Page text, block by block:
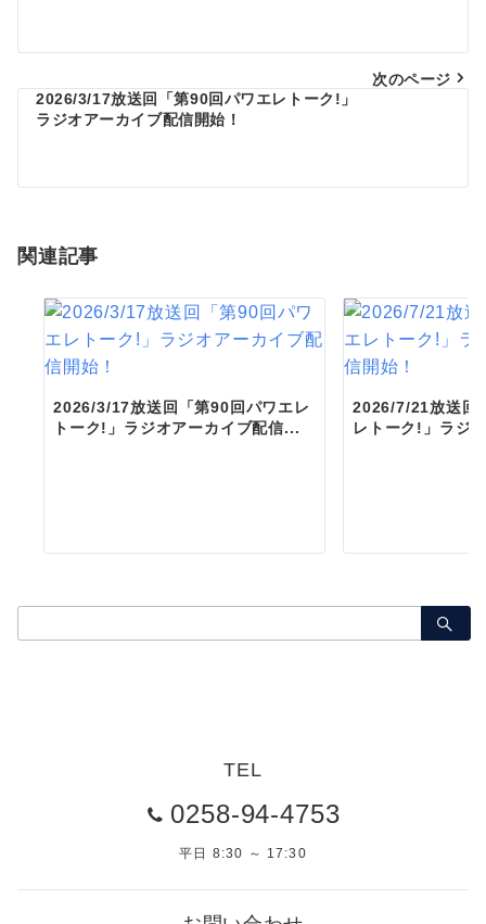
ビ
ゲ
シ
ン
次のページ
2026/3/17放送回「第90回パワエレトーク!」
ラジオアーカイブ配信開始！
関連記事
2026/3/17放送回「第90回パワエレ
トーク!」ラジオアーカイブ配信...
2026/7/21放送回
レトーク!」ラジ
索：
TEL
0258-94-4753
平日 8:30 ～ 17:30